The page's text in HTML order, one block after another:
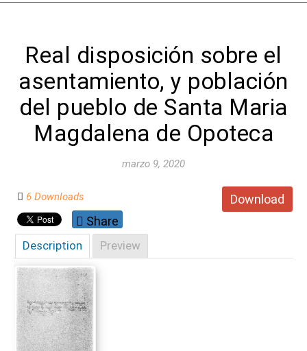
Real disposición sobre el
asentamiento, y población
del pueblo de Santa Maria
Magdalena de Opoteca
marzo 9, 2020
Download
6 Downloads
Share
Description Preview